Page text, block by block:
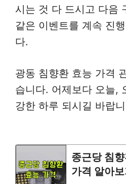
시는 것 다 드시고 다음
같은 이벤트를 계속 진
다.
광동 침향환 효능 가격
습니다. 어제보다 오늘,
강한 하루 되시길 바랍
종근당 침
가격 알아보